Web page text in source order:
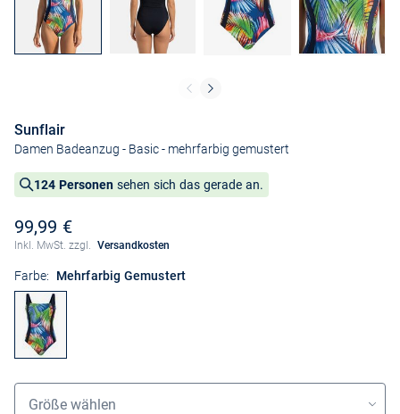
Sunflair
Damen Badeanzug - Basic- mehrfarbig gemustert
124 Personen sehen sich das gerade an.
99,99 €
Inkl. MwSt. zzgl. Versandkosten
Farbe: Mehrfarbig Gemustert
Grössenauswahl
Größe wählen